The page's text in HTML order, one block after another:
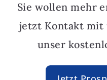
Sie wollen mehr
jetzt Kontakt mit
unser